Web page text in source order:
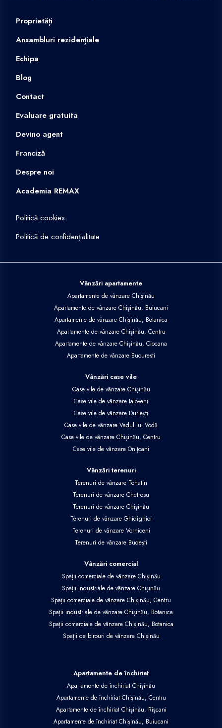
Proprietăți
Ansambluri rezidențiale
Echipa
Blog
Contact
Evaluare gratuita
Devino agent
Franciză
Despre noi
Academia REMAX
Politică cookies
Politică de confidențialitate
Vânzări apartamente
Apartamente de vânzare Chișinău
Apartamente de vânzare Chișinău, Buiucani
Apartamente de vânzare Chișinău, Botanica
Apartamente de vânzare Chișinău, Centru
Apartamente de vânzare Chișinău, Ciocana
Apartamente de vânzare Bucuresti
Vânzări case vile
Case vile de vânzare Chișinău
Case vile de vânzare Ialoveni
Case vile de vânzare Durlești
Case vile de vânzare Vadul lui Vodă
Case vile de vânzare Chișinău, Centru
Case vile de vânzare Onițcani
Vânzări terenuri
Terenuri de vânzare Tohatin
Terenuri de vânzare Chetrosu
Terenuri de vânzare Chișinău
Terenuri de vânzare Ghidighici
Terenuri de vânzare Vorniceni
Terenuri de vânzare Budești
Vânzări comercial
Spații comerciale de vânzare Chișinău
Spații industriale de vânzare Chișinău
Spații comerciale de vânzare Chișinău, Centru
Spații industriale de vânzare Chișinău, Botanica
Spații comerciale de vânzare Chișinău, Botanica
Spații de birouri de vânzare Chișinău
Apartamente de închiriat
Apartamente de închiriat Chișinău
Apartamente de închiriat Chișinău, Centru
Apartamente de închiriat Chișinău, Rîșcani
Apartamente de închiriat Chișinău, Buiucani